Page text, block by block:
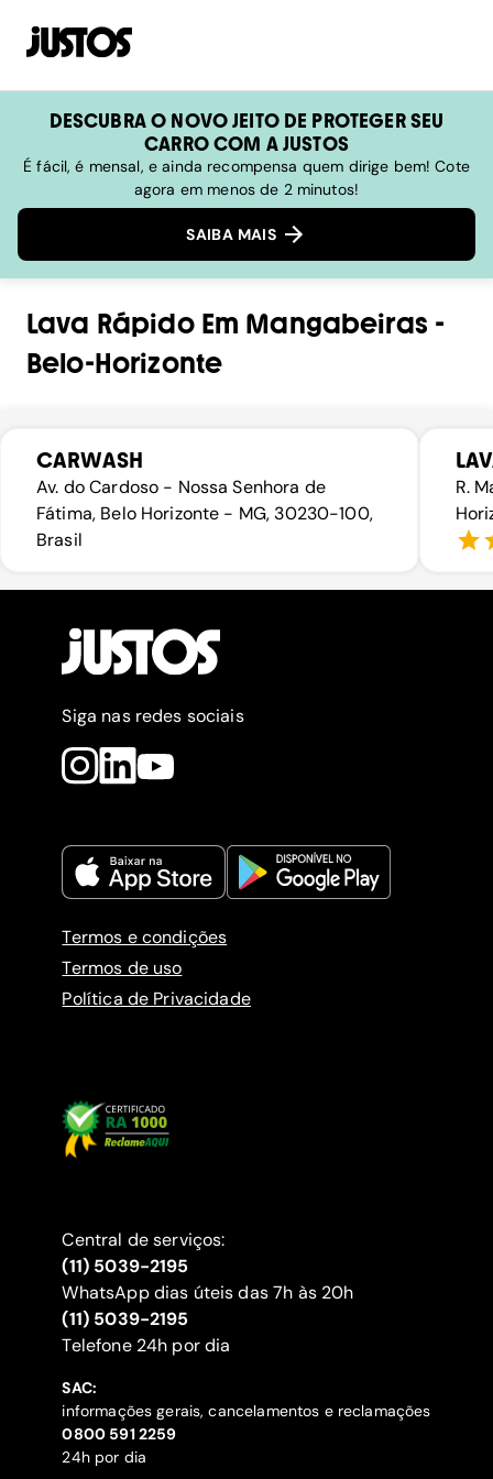
DESCUBRA O NOVO JEITO DE PROTEGER SEU
CARRO COM A JUSTOS
É fácil, é mensal, e ainda recompensa quem dirige bem! Cote
agora em menos de 2 minutos!
SAIBA MAIS
Lava RápidoEm Mangabeiras -
Belo-Horizonte
CARWASH
Av. do Cardoso - Nossa Senhora de
Fátima, Belo Horizonte - MG, 30230-100,
Brasil
R.
Siga nas redes sociais
Termos e condições
Termos de uso
Política de Privacidade
Central de serviços:
(11) 5039-2195
WhatsApp dias úteis das 7h às 20h
(11) 5039-2195
‍Telefone 24h por dia
SAC:
informações gerais, cancelamentos e reclamações
‍0800 591 2259
24h por dia